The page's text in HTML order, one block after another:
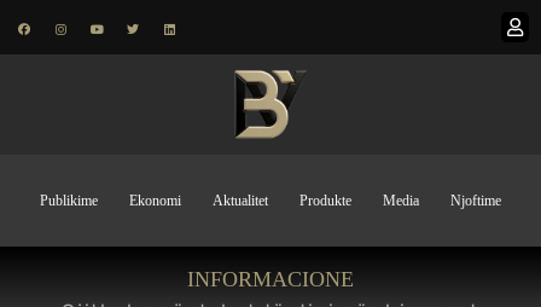
Publikime Ekonomi Aktualitet Produkte Media Njoftime
INFORMACIONE